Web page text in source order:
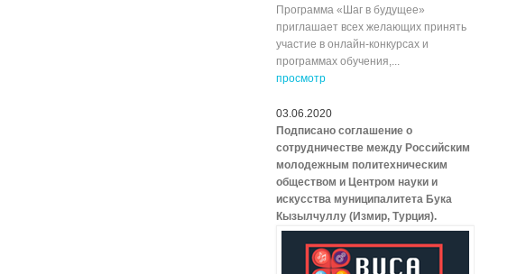
Программа «Шаг в будущее»
приглашает всех желающих принять
участие в онлайн-конкурсах и
программах обучения,...
просмотр
03.06.2020
Подписано соглашение о
сотрудничестве между Российским
молодежным политехническим
обществом и Центром науки и
искусства муниципалитета Бука
Кызылчуллу (Измир, Турция).